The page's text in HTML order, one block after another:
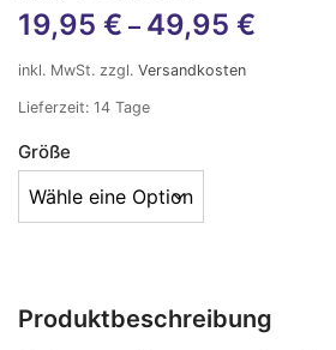
19,95 € – 49,95 €
inkl. MwSt. zzgl. Versandkosten
Lieferzeit: 14 Tage
Größe
Produktbeschreibung